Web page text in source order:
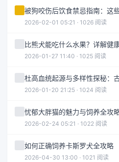
被狗咬伤后饮食禁忌指南：这
2026-02-01 05:21 · 1026 阅读
比熊犬能吃什么水果？详解健
2026-01-27 11:40 · 1025 阅读
杜高血统起源与多样性探秘：
2026-01-20 21:25 · 1024 阅读
忧郁大胖猫的魅力与饲养全攻
2026-02-24 05:21 · 1022 阅读
如何正确饲养卡斯罗犬全攻略
2026-04-30 13:00 · 1021 阅读